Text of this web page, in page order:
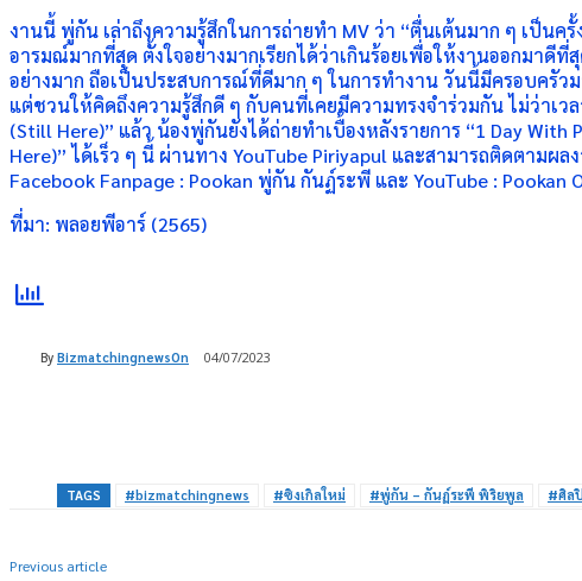
งานนี้ พู่กัน เล่าถึงความรู้สึกในการถ่ายทำ MV ว่า “ตื่นเต้นมาก ๆ เป็นค
อารมณ์มากที่สุด ตั้งใจอย่างมากเรียกได้ว่าเกินร้อยเพื่อให้งานออกมา
อย่างมาก ถือเป็นประสบการณ์ที่ดีมาก ๆ ในการทำงาน วันนี้มีครอบครัว
แต่ชวนให้คิดถึงความรู้สึกดี ๆ กับคนที่เคยมีความทรงจำร่วมกัน ไม่ว่าเว
(Still Here)” แล้ว น้องพู่กันยังได้ถ่ายทำเบื้องหลังรายการ “1 Day
Here)” ได้เร็ว ๆ นี้ ผ่านทาง YouTube Piriyapul และสามารถติดตามผ
Facebook Fanpage : Pookan พู่กัน กันฏ์ระพี และ YouTube : Pookan
ที่มา: พลอยพีอาร์ (2565)
By BizmatchingnewsOn 04/07/2023
TAGS #bizmatchingnews #ซิงเกิลใหม่ #พู่กัน – กันฏ์ระพี พิริยพูล #ศิล
Previous article